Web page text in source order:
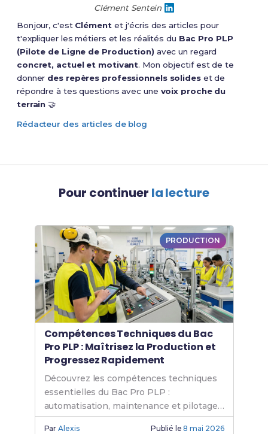
Clément Sentein
Bonjour, c'est Clémentet j'écris des articles pour
t'expliquer les métiers et les réalités du Bac Pro PLP
(Pilote de Ligne de Production) avec un regard
concret, actuel et motivant. Mon objectif est de te
donner des repères professionnels solideset de
répondre à tes questions avec une voix proche du
terrain 🤝
Rédacteur des articles de blog
Pour continuer la lecture
PRODUCTION
Compétences Techniques du Bac
Pro PLP : Maîtrisez la Production et
Progressez Rapidement
Découvrez les compétences techniques
essentielles du Bac Pro PLP :
automatisation, maintenance et pilotage
de lignes de production.
ParAlexis Publié le8 mai 2026